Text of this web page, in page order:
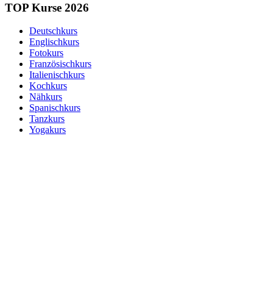
TOP Kurse 2026
Deutschkurs
Englischkurs
Fotokurs
Französischkurs
Italienischkurs
Kochkurs
Nähkurs
Spanischkurs
Tanzkurs
Yogakurs